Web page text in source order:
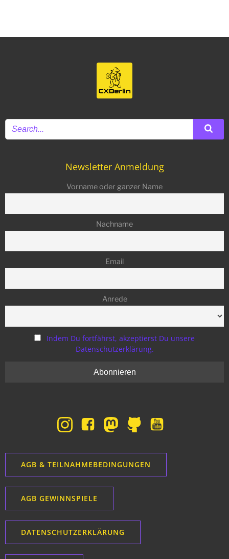
Newsletter Anmeldung
Vorname oder ganzer Name
Nachname
Email
Anrede
Indem Du fortfährst, akzeptierst Du unsere
Datenschutzerklärung.
AGB & TEILNAHMEBEDINGUNGEN
AGB GEWINNSPIELE
DATENSCHUTZERKLÄRUNG